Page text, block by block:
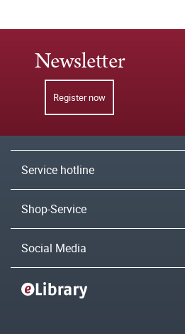
Newsletter
Register now
Service hotline
Shop-Service
Social Media